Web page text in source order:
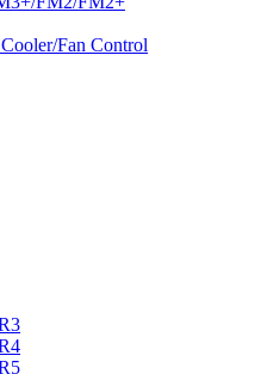
Fan Control